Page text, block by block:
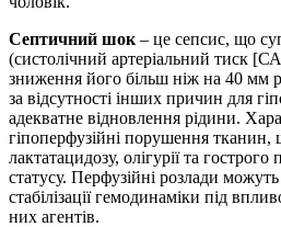
Септичний шок – це сепсис, що
(систолічний артеріальний тиск
зниження його більш ніж на 40 мм
за відсутності інших причин для
адекватне відновлення рідини.
гіпоперфузійні порушення
лактатацидозу, олігурії та
статусу. Перфузійні розлади
стабілізації гемодинаміки під
них агентів.